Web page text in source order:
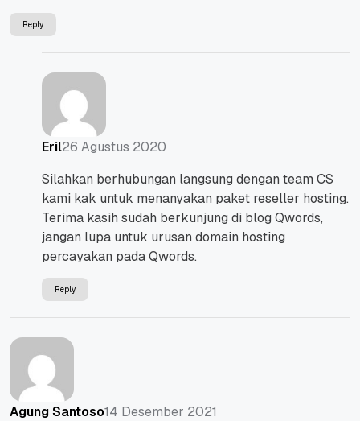
Reply
Eril26 Agustus 2020
Silahkan berhubungan langsung dengan team CS
kami kak untuk menanyakan paket reseller hosting.
Terima kasih sudah berkunjung di blog Qwords,
jangan lupa untuk urusan domain hosting
percayakan pada Qwords.
Reply
Agung Santoso14 Desember 2021